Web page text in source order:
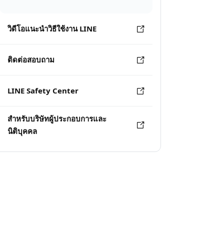
วิดีโอแนะนำวิธีใช้งาน LINE
ติดต่อสอบถาม
LINE Safety Center
สำหรับบริษัทผู้ประกอบการและ
นิติบุคคล